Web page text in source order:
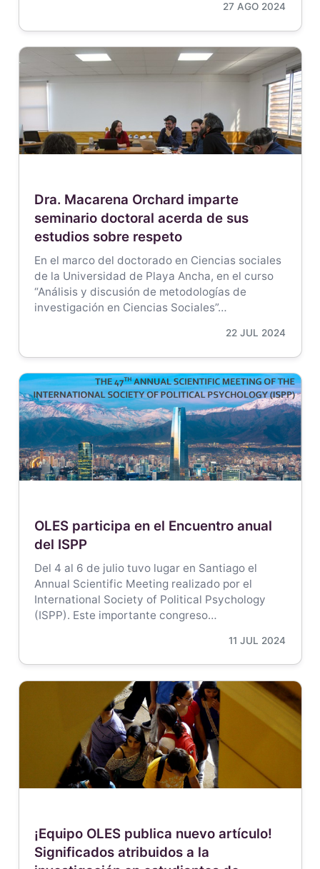
27 AGO 2024
Dra. Macarena Orchard imparte
seminario doctoral acerda de sus
estudios sobre respeto
En el marco del doctorado en Ciencias sociales
de la Universidad de Playa Ancha, en el curso
“Análisis y discusión de metodologías de
investigación en Ciencias Sociales”…
22 JUL 2024
OLES participa en el Encuentro anual
del ISPP
Del 4 al 6 de julio tuvo lugar en Santiago el
Annual Scientific Meeting realizado por el
International Society of Political Psychology
(ISPP). Este importante congreso…
11 JUL 2024
¡Equipo OLES publica nuevo artículo!
Significados atribuidos a la